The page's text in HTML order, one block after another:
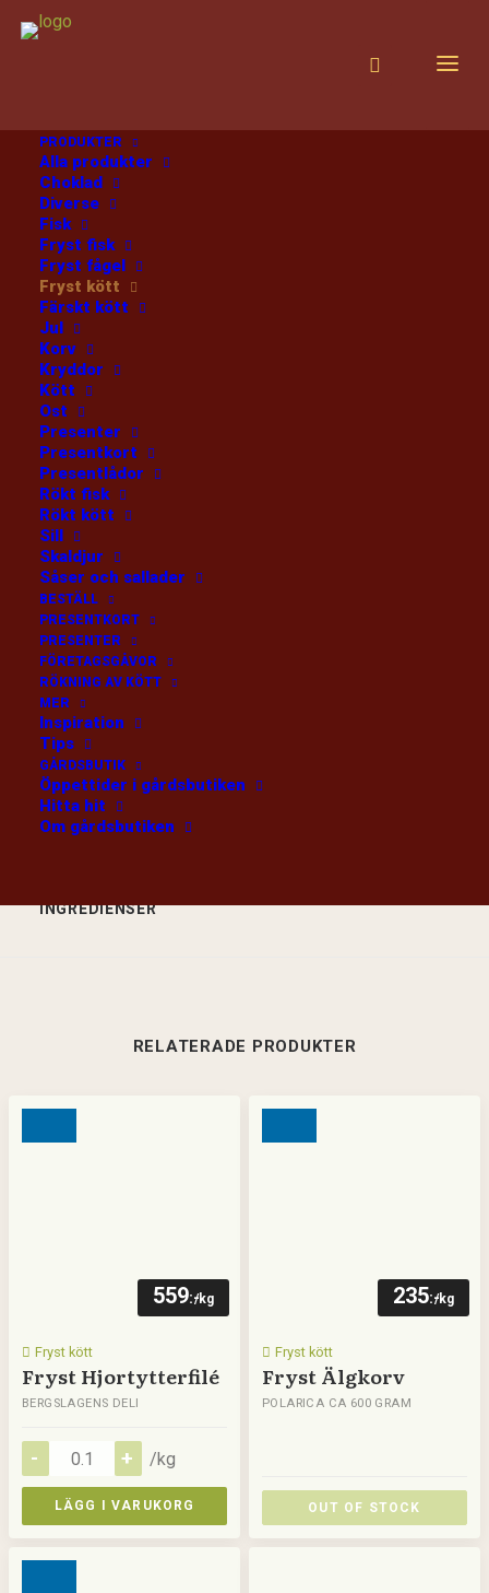
PRODUKTER
Alla produkter
Choklad
Diverse
Fisk
Fryst fisk
Fryst fågel
Fryst kött
Färskt kött
Jul
Korv
Kryddor
Kött
Ost
Presenter
Presentkort
Presentlådor
Rökt fisk
Rökt kött
Sill
Skaldjur
Såser och sallader
BESTÄLL
PRESENTKORT
PRESENTER
FÖRETAGSGÅVOR
RÖKNING AV KÖTT
MER
Inspiration
Tips
GÅRDSBUTIK
Öppettider i gårdsbutiken
Hitta hit
Om gårdsbutiken
Hem Reninnerfilé
Reninnerfilé
POLARICA
745:- /kg
Fryst, nordisk
Kategori
INGREDIENSER
INGREDIENSER
RELATERADE PRODUKTER
559:-/kg
Fryst kött
Fryst Hjortytterfilé
BERGSLAGENS DELI
/kg
LÄGG I VARUKORG
235:-/kg
Fryst kött
Fryst Älgkorv
POLARICA CA 600 GRAM
OUT OF STOCK